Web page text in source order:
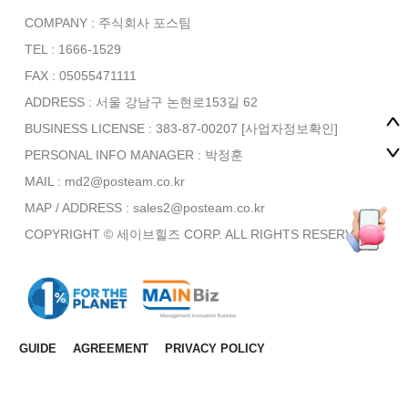
COMPANY : 주식회사 포스팀
TEL : 1666-1529
FAX : 05055471111
ADDRESS : 서울 강남구 논현로153길 62
BUSINESS LICENSE : 383-87-00207 [사업자정보확인]
PERSONAL INFO MANAGER : 박정훈
MAIL : md2@posteam.co.kr
MAP / ADDRESS : sales2@posteam.co.kr
COPYRIGHT © 세이브힐즈 CORP. ALL RIGHTS RESERVED.
GUIDE AGREEMENT PRIVACY POLICY